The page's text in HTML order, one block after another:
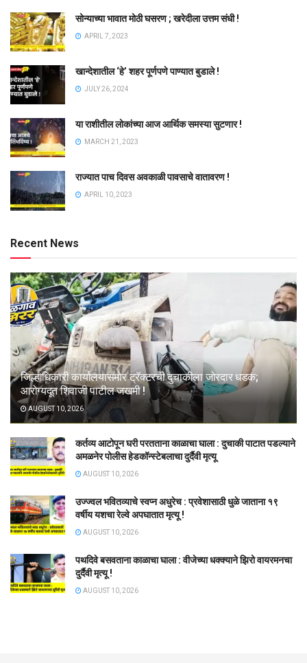
सोन्याच्या भावात मोठी घसरण ; खरेदीला उत्तम संधी !
APRIL 7, 2023
खान्देशातील ‘हे’ शहर पूर्णपणे पाण्यात बुडाले !
JULY 26, 2024
या राशीतील लोकांच्या आज आर्थिक समस्या सुटणार !
MARCH 21, 2023
राज्यात पाच दिवस अवकाळी पावसाचे वातावरण !
APRIL 10, 2023
Recent News
जिल्हाधिकारी कार्यालयासमोर ट्रॅक्टरची दुचाकीला जोरदार धडक;
आरोग्यदूत शिवाजी पाटील जखमी !
AUGUST 10, 2026
कर्तव्य आटोपून घरी परतताना काळाचा घाला : दुचाकी पाटात पडल्याने
अमळनेर पोलीस हेडकॉन्स्टेबलाचा दुर्दैवी मृत्यू
AUGUST 10, 2026
उज्ज्वल भवितव्याचे स्वप्न अधुरेच : प्रवेशासाठी धुळे जाताना १९
वर्षीय यशचा रेल्वे अपघातात मृत्यू !
AUGUST 10, 2026
पथदिवे बसवताना काळाचा घाला : वीजेच्या धक्क्याने झिरो वायरमनचा
दुर्दैवी मृत्यू !
AUGUST 10, 2026